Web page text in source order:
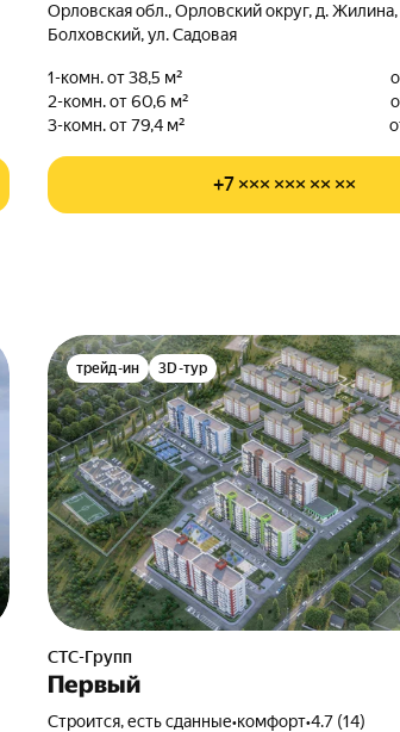
Орловская обл., Орловский округ, д.
Болховский, ул. Садовая
1-комн. от 38,5 м²
2-комн. от 60,6 м²
3-комн. от 79,4 м²
+7 ××× ××× ×× ××
трейд-ин 3D-тур
СТС-Групп
Первый
Строится, есть сданные•комфорт•4.7 (14)